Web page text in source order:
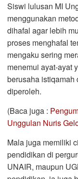
Siswi lulusan MI
menggunakan
dihafal agar lebih
proses menghafal
mengaku sering
menemui ayat-ayat
berusaha istiqamah
diperoleh.
(Baca juga :
Unggulan Nuris
Mala juga memiliki
pendidikan di
UNAIR, maupun